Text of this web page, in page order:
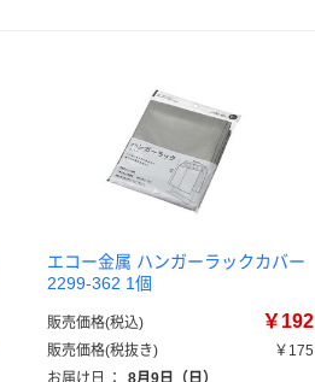
エコー金属 ハンガーラックカバー
2299-362 1個
販売価格(税込) ￥192
販売価格(税抜き)
￥175
お届け日
： 8月9日（日）